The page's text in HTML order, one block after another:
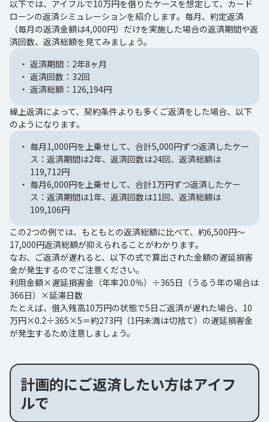
以下では、アイフルで10万円を借りたケースを想定して、カード
ローンの返済シミュレーションを紹介します。毎月、約定返済
（毎月の返済金額は4,000円）だけを実施した場合の返済期間や返
済回数、返済総額を見てみましょう。
返済期間：2年8ヶ月
返済回数：32回
返済総額：126,194円
繰上返済によって、契約条件よりも多くご返済をした場合、以下
のようになります。
毎月1,000円を上乗せして、合計5,000円ずつ返済したケー
ス：返済期間は2年、返済回数は24回、返済総額は
119,712円
毎月6,000円を上乗せして、合計1万円ずつ返済したケー
ス：返済期間は1年、返済回数は11回、返済総額は
109,106円
この2つの例では、もともとの返済総額に比べて、約6,500円〜
17,000円返済総額が抑えられることがわかります。
なお、ご返済が遅れると、以下の式で算出された金額の遅延損害
金が発生するのでご注意ください。
利用金額×遅延損害金（年率20.0％）÷365日（うるう年の場合は
366日）×延滞日数
たとえば、借入残高10万円の状態で5日ご返済が遅れた場合、10
万円×0.2÷365×5＝約273円（1円未満は切捨て）の遅延損害金
が発生するため注意しましょう。
計画的にご返済したい方はアイフ
ルで